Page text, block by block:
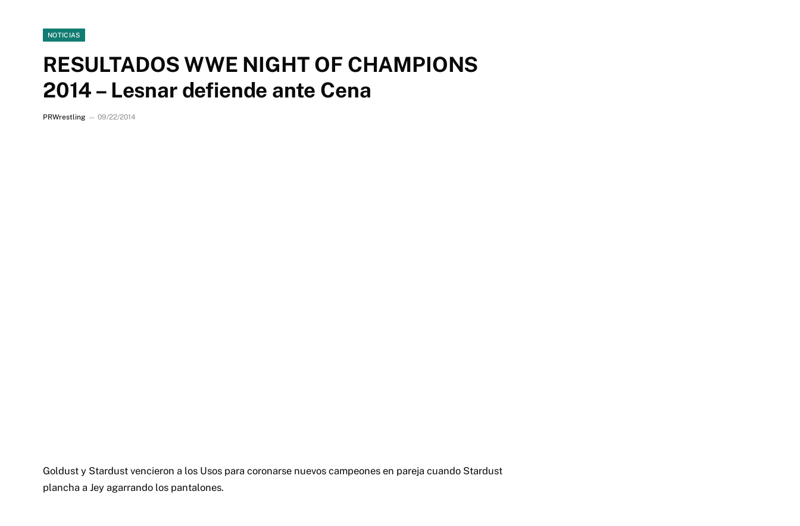
NOTICIAS
RESULTADOS WWE NIGHT OF CHAMPIONS
2014 – Lesnar defiende ante Cena
PRWrestling 09/22/2014
Goldust y Stardust vencieron a los Usos para coronarse nuevos campeones en pareja cuando Stardust
plancha a Jey agarrando los pantalones.